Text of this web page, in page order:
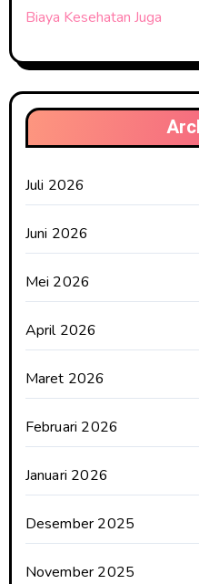
Biaya Kesehatan Juga
Juli 2026
Juni 2026
Mei 2026
April 2026
Maret 2026
Februari 2026
Januari 2026
Desember 2025
November 2025